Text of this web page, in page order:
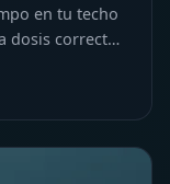
en tu techo
dosis correcta